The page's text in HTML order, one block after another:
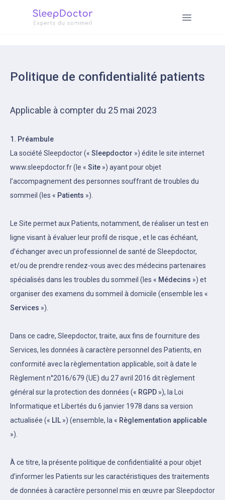
Politique de confidentialité patients
Applicable à compter du 25 mai 2023
1. Préambule
La société Sleepdoctor (« Sleepdoctor ») édite le site internet
www.sleepdoctor.fr (le « Site ») ayant pour objet
l’accompagnement des personnes souffrant de troubles du
sommeil (les « Patients »).
Le Site permet aux Patients, notamment, de réaliser un test en
ligne visant à évaluer leur profil de risque , et le cas échéant,
d’échanger avec un professionnel de santé de Sleepdoctor,
et/ou de prendre rendez-vous avec des médecins partenaires
spécialisés dans les troubles du sommeil (les « Médecins ») et
organiser des examens du sommeil à domicile (ensemble les «
Services »).
Dans ce cadre, Sleepdoctor, traite, aux fins de fourniture des
Services, les données à caractère personnel des Patients, en
conformité avec la règlementation applicable, soit à date le
Règlement n°2016/679 (UE) du 27 avril 2016 dit règlement
général sur la protection des données (« RGPD »), la Loi
Informatique et Libertés du 6 janvier 1978 dans sa version
actualisée (« LIL ») (ensemble, la « Règlementation applicable
»).
À ce titre, la présente politique de confidentialité a pour objet
d’informer les Patients sur les caractéristiques des traitements
de données à caractère personnel mis en œuvre par Sleepdoctor